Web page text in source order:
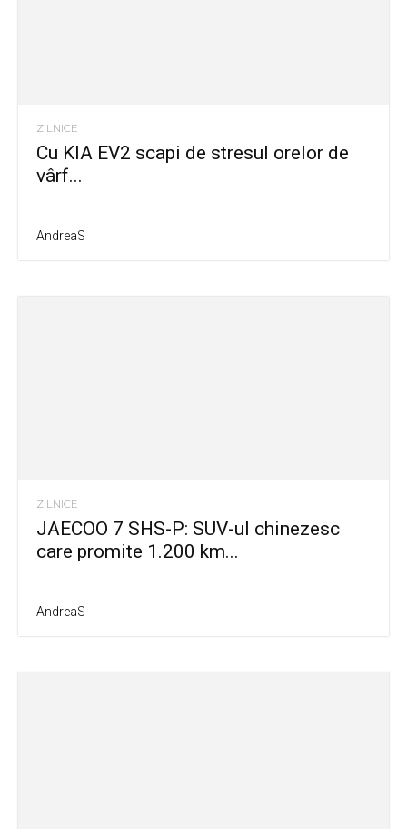
ZILNICE
Cu KIA EV2 scapi de stresul orelor de
vârf...
AndreaS
ZILNICE
JAECOO 7 SHS-P: SUV-ul chinezesc
care promite 1.200 km...
AndreaS